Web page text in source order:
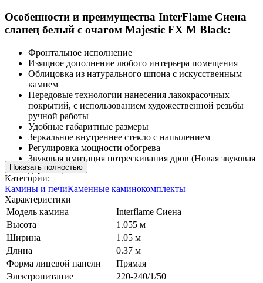
Особенности и преимущества InterFlame Сиена
сланец белый с очагом Majestic FX M Black:
Фронтальное исполнение
Изящное дополнение любого интерьера помещения
Облицовка из натурального шпона с искусственным
камнем
Передовые технологии нанесения лакокрасочных
покрытий, с использованием художественной резьбы
ручной работы
Удобные габаритные размеры
Зеркальное внутреннее стекло с напылением
Регулировка мощности обогрева
Звуковая имитация потрескивания дров (Новая звуковая
дорожка)
Показать полностью
Категории:
Камины и печиКаменные каминокомплекты
Характеристики
Модель камина
Interflame Сиена
Высота
1.055 м
Ширина
1.05 м
Длина
0.37 м
Форма лицевой панели
Прямая
Электропитание
220-240/1/50